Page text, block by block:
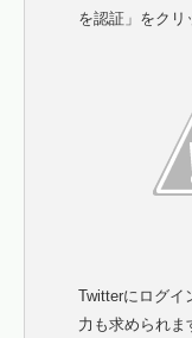
を認証」をクリ
Twitterにログイ
力も求められま